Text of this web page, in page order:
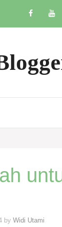
by Widi Utami